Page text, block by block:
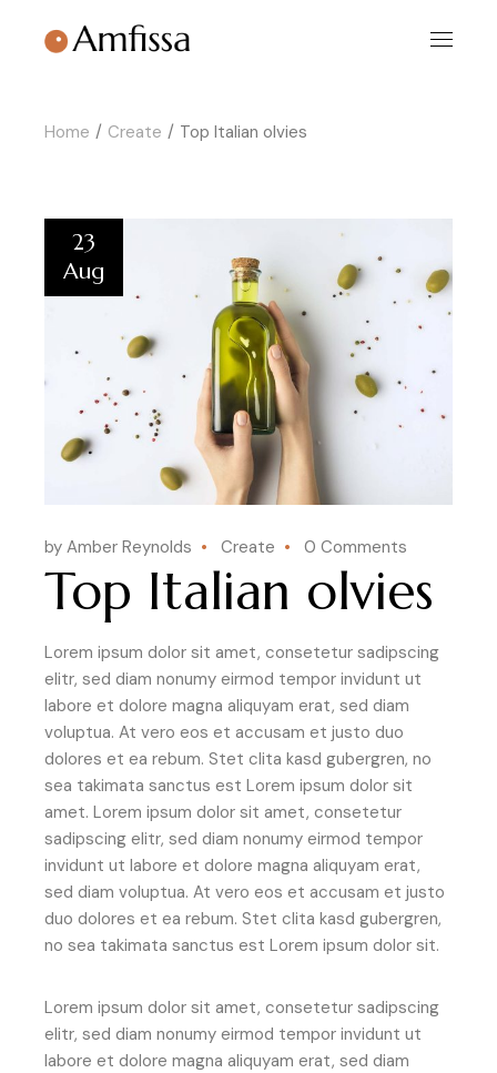
Home Create Top Italian olvies
23
Aug
by Amber Reynolds Create 0 Comments
Top Italian olvies
Lorem ipsum dolor sit amet, consetetur sadipscing
elitr, sed diam nonumy eirmod tempor invidunt ut
labore et dolore magna aliquyam erat, sed diam
voluptua. At vero eos et accusam et justo duo
dolores et ea rebum. Stet clita kasd gubergren, no
sea takimata sanctus est Lorem ipsum dolor sit
amet. Lorem ipsum dolor sit amet, consetetur
sadipscing elitr, sed diam nonumy eirmod tempor
invidunt ut labore et dolore magna aliquyam erat,
sed diam voluptua. At vero eos et accusam et justo
duo dolores et ea rebum. Stet clita kasd gubergren,
no sea takimata sanctus est Lorem ipsum dolor sit.
Lorem ipsum dolor sit amet, consetetur sadipscing
elitr, sed diam nonumy eirmod tempor invidunt ut
labore et dolore magna aliquyam erat, sed diam